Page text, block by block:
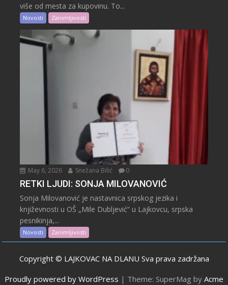
više od mesta za kupovinu. To...
Novosti Zanimljivosti
May 6, 2026 Snežana Bilić 0
RETKI LJUDI: SONJA MILOVANOVIĆ
Sonja Milovanović je nastavnica srpskog jezika i
književnosti u OŠ „Mile Dubljević“ u Lajkovcu, srpska
pesnikinja,...
Novosti Zanimljivosti
Copyright © LAJKOVAC NA DLANU Sva prava zadržana
Proudly powered by WordPress | Theme: SuperMag by Acme